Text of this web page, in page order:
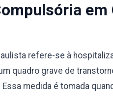
em
refere-se à
quadro grave de
medida é tomada